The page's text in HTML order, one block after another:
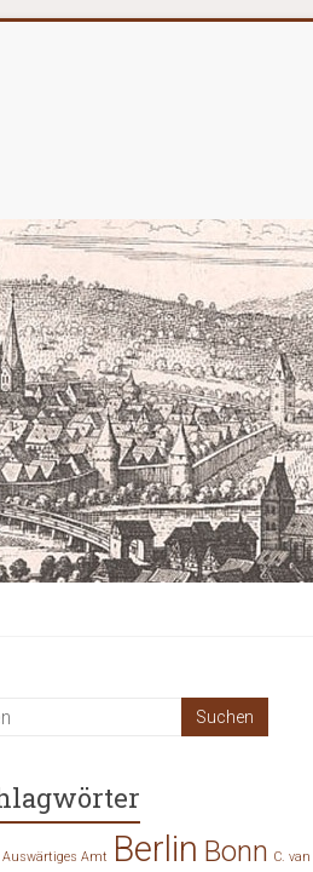
Auswärtiges Amt Berlin Bonn C. van